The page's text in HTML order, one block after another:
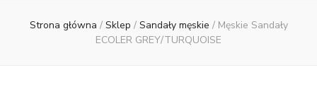
Strona główna / Sklep / Sandały męskie / Męskie Sandały
ECOLER GREY/TURQUOISE